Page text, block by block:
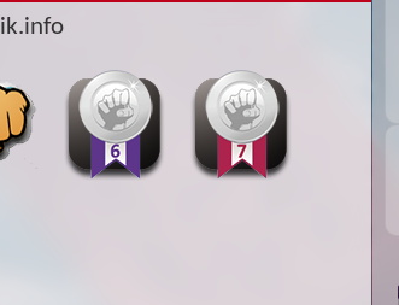
Архив
Max